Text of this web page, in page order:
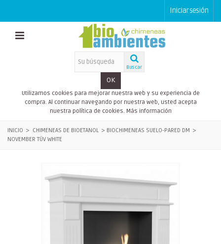
Iniciar sesión
Buscar
OK
Utilizamos cookies para mejorar nuestra web y su experiencia de
compra. Al continuar navegando por nuestra web, usted acepta
nuestra política de cookies. Más información
INICIO > CHIMENEAS DE BIOETANOL > BIOCHIMENEAS SUELO-PARED DM >
NOVEMBER TÜV WHITE